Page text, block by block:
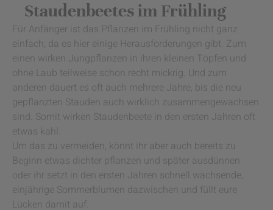
Staudenbeetes im Frühling
Für Anfänger ist das Pflanzen im Frühling nicht ganz
einfach, da es hier einige Herausforderungen gibt. Zum
einen wirken Jungpflanzen in ihren kleinen Töpfen und
ohne Laub teilweise schon recht mickrig. Und zum
anderen dauert es oft auch mehrere Jahre, bis die neu
gepflanzten Stauden auch wirklich zusammengewachsen
sind. Somit wirken Staudenbeete in den ersten Jahren oft
etwas kahl.
Um das zu vermeiden, könnt ihr aber auch bereits zu
Beginn etwas dichter pflanzen und später ausdünnen
oder ihr setzt in den ersten Jahren schnell wachsende,
einjährige Sommerblumen dazwischen und füllt eure
Lücken damit auf.